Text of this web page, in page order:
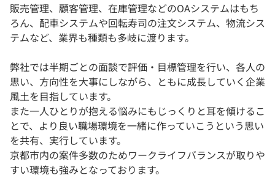
販売管理、顧客管理、在庫管理などのOAシステムはもち
ろん、配車システムや回転寿司の注文システム、物流シス
テムなど、業界も種類も多岐に渡ります。
弊社では半期ごとの面談で評価・目標管理を行い、各人の
思い、方向性を大事にしながら、ともに成長していく企業
風土を目指しています。
また一人ひとりが抱える悩みにもじっくりと耳を傾けるこ
とで、より良い職場環境を一緒に作っていこうという思い
を共有、実行しています。
京都市内の案件多数のためワークライフバランスが取りや
すい環境も強みとなっております。